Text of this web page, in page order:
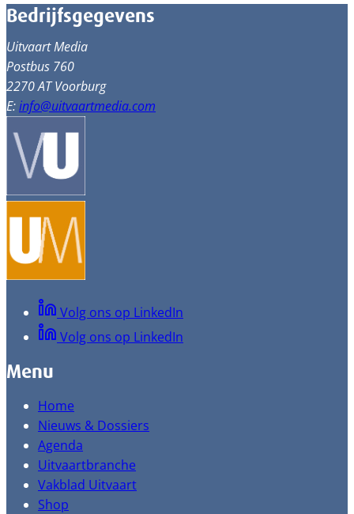
Bedrijfsgegevens
Uitvaart Media
Postbus 760
2270 AT Voorburg
E:info@uitvaartmedia.com
Volg ons op LinkedIn
Volg ons op LinkedIn
Menu
Home
Nieuws & Dossiers
Agenda
Uitvaartbranche
Vakblad Uitvaart
Shop